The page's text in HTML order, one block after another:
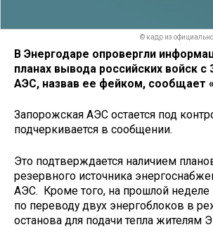
© кадр из
В Энергодаре опровергли
планах вывода российских войск
АЭС, назвав ее фейком, сообщает
Запорожская АЭС остается под
подчеркивается в сообщении.
Это подтверждается наличием
резервного источника
АЭС. Кроме того, на прошлой неделе
по переводу двух энергоблоков в
останова для подачи тепла жителям